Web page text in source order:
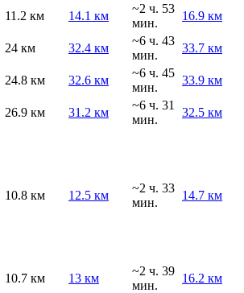
11.2 км 14.1 км
~2 ч. 53
мин.
16.9 км
24 км 32.4 км
~6 ч. 43
мин.
33.7 км
24.8 км 32.6 км
~6 ч. 45
мин.
33.9 км
26.9 км 31.2 км
~6 ч. 31
мин.
32.5 км
10.8 км 12.5 км
~2 ч. 33
мин.
14.7 км
10.7 км 13 км
~2 ч. 39
мин.
16.2 км